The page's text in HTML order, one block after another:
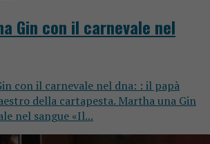
Gin con il carnevale nel
con il carnevale nel dna: : il papà
della cartapesta. Martha una Gin
nel sangue «Il...